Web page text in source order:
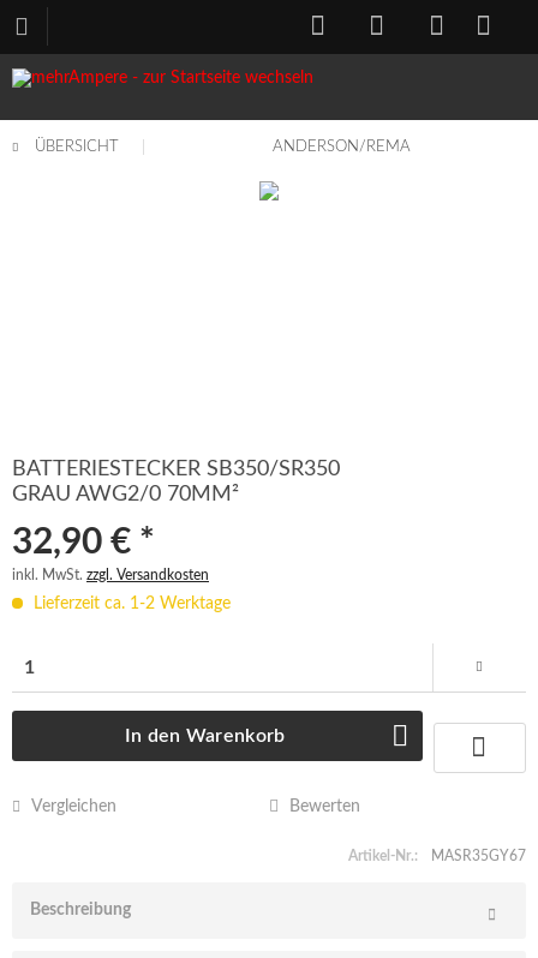
ÜBERSICHT ANDERSON/REMA
BATTERIESTECKER SB350/SR350
GRAU AWG2/0 70MM²
32,90 € *
inkl. MwSt. zzgl. Versandkosten
Lieferzeit ca. 1-2 Werktage
In den Warenkorb
Vergleichen Bewerten
Artikel-Nr.: MASR35GY67
Beschreibung